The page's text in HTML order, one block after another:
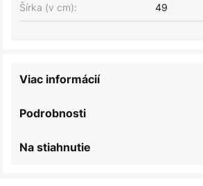
Šírka (v cm): 49
Podrobnosti
Viac informácií
Na stiahnutie